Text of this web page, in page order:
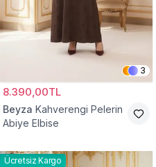
3
8.390,00TL
Beyza Kahverengi Pelerin
Abiye Elbise
Ücretsiz Kargo